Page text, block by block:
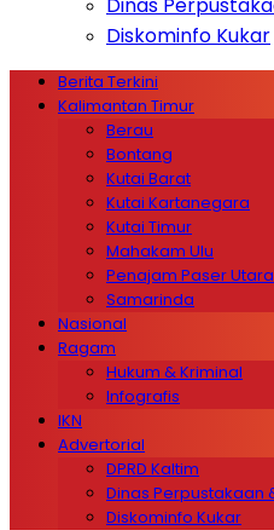
Diskominfo Kukar
Berita Terkini
Kalimantan Timur
Berau
Bontang
Kutai Barat
Kutai Kartanegara
Kutai Timur
Mahakam Ulu
Penajam Paser Utara
Samarinda
Nasional
Ragam
Hukum & Kriminal
Infografis
IKN
Advertorial
DPRD Kaltim
Dinas Perpustakaan
Diskominfo Kukar